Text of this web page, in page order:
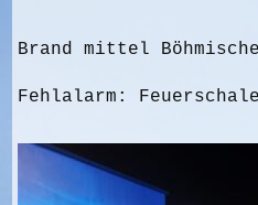
Brand mittel
Fehlalarm: